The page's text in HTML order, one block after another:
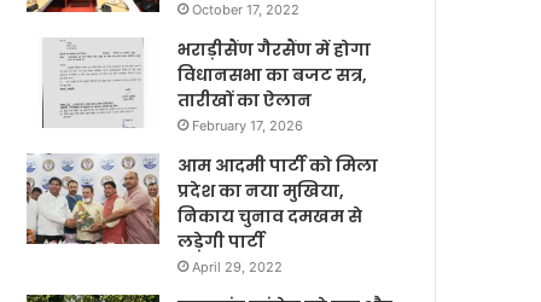
October 17, 2022
भराड़ीसैंण गैरसैंण में होगा
विधानसभा का बजट सत्र,
तारीखों का ऐलान
February 17, 2026
आम आदमी पार्टी को मिला
प्रदेश का नया मुखिया,
निकाय चुनाव दमखम से
लड़ेगी पार्टी
April 29, 2022